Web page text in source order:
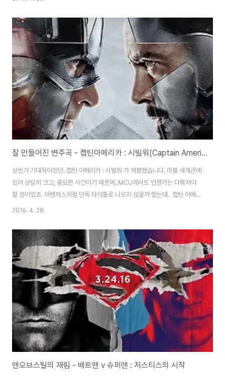
릭은 3봉다리. 인스와 코믹북, 스티커 포함입니다. 처음 등장하는 캡틴 쌩얼 버
전입니다. 잘 생겼네요. 신형으로 보이는 헤어가 아주 좋습니다. 토르소와 방패
는 그대로입니다. 차량을 만들어 봅니다. 버키를 추격할때 캡틴이 뺐어 타는 차
량. 물론 영화와는 많이 다릅니다. -ㅂ-; 앞부분이 독특하네요. 타이어 네개를
달..
잘 만들어진 변주곡 - 캡틴아메리카 : 시빌워(Captain America: Civil War, 2016)
상반기 기대작이었던..캡틴 아메리카 : 시빌워 가 개봉했습니다. 마블 세계관에
있어 상당히 크고, 중요한 사건이기 때문에..MCU에서도 언젠가는 다뤄져야
할 것이었죠. 어벤져스처럼 단독 타이틀로 나오지 않을까 했는데.. 캡틴 아메리
카의 부제로 시빌워를 달고 나올 것은 예상치 못했던 일. 영화를 보니 왜 그렇게
니다. 그게 그럴 것이 원래 히어로가 총출동하게 되는 사건이다 보니.. 사진 상
에는 6:5로 되어 있는데.. 사실 5:5로 시작합니다. 하지만 그게 다가 아니죠. 양
진영에 비밀병기(?)가 하나씩 있습니다. 캡틴 진영에는 재간둥이 앤트맨이, 아
이언맨 진영에는 드디어 마블로 돌아온 탕아, 스파이더맨이 함께 합니다. 캡틴
아메리카..
2016. 4. 28.
맨오브스틸의 재림 - 배트맨 v 슈퍼맨 : 저스티스의 시작